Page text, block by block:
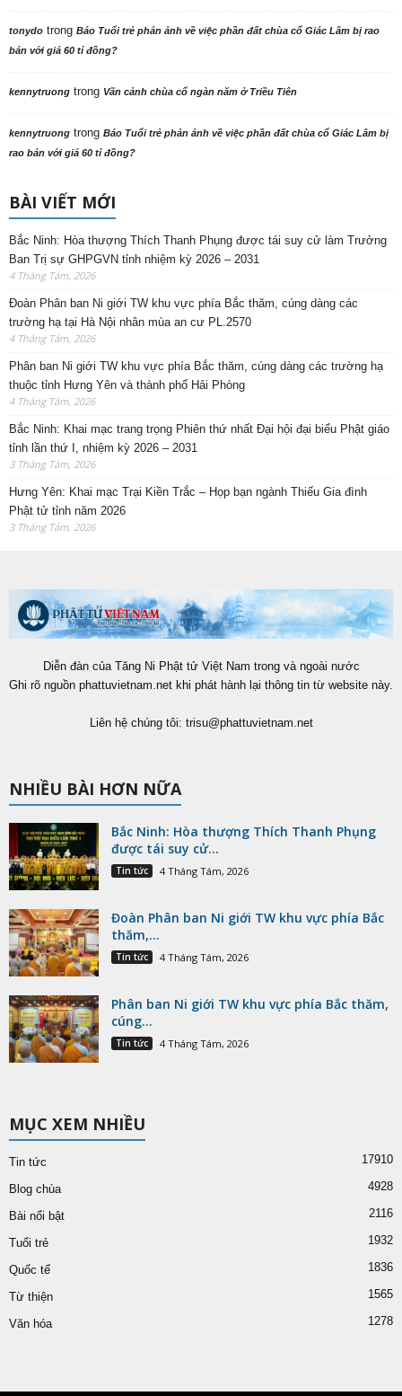
tonydo trong Báo Tuổi trẻ phản ảnh về việc phần đất chùa cổ Giác Lâm bị rao
bán với giá 60 tỉ đồng?
kennytruong trong Vãn cảnh chùa cổ ngàn năm ở Triều Tiên
kennytruong trong Báo Tuổi trẻ phản ảnh về việc phần đất chùa cổ Giác Lâm bị
rao bán với giá 60 tỉ đồng?
BÀI VIẾT MỚI
Bắc Ninh: Hòa thượng Thích Thanh Phụng được tái suy cử làm Trưởng
Ban Trị sự GHPGVN tỉnh nhiệm kỳ 2026 – 2031
4 Tháng Tám, 2026
Đoàn Phân ban Ni giới TW khu vực phía Bắc thăm, cúng dàng các
trường hạ tại Hà Nội nhân mùa an cư PL.2570
4 Tháng Tám, 2026
Phân ban Ni giới TW khu vực phía Bắc thăm, cúng dàng các trường hạ
thuộc tỉnh Hưng Yên và thành phố Hải Phòng
4 Tháng Tám, 2026
Bắc Ninh: Khai mạc trang trọng Phiên thứ nhất Đại hội đại biểu Phật giáo
tỉnh lần thứ I, nhiệm kỳ 2026 – 2031
3 Tháng Tám, 2026
Hưng Yên: Khai mạc Trại Kiền Trắc – Họp bạn ngành Thiếu Gia đình
Phật tử tỉnh năm 2026
3 Tháng Tám, 2026
Diễn đàn của Tăng Ni Phật tử Việt Nam trong và ngoài nước
Ghi rõ nguồn phattuvietnam.net khi phát hành lại thông tin từ website này.
Liên hệ chúng tôi: trisu@phattuvietnam.net
NHIỀU BÀI HƠN NỮA
Bắc Ninh: Hòa thượng Thích Thanh Phụng
được tái suy cử...
Tin tức 4 Tháng Tám, 2026
Đoàn Phân ban Ni giới TW khu vực phía Bắc
thăm,...
Tin tức 4 Tháng Tám, 2026
Phân ban Ni giới TW khu vực phía Bắc thăm,
cúng...
Tin tức 4 Tháng Tám, 2026
MỤC XEM NHIỀU
Tin tức 17910
Blog chùa 4928
Bài nổi bật 2116
Tuổi trẻ 1932
Quốc tế 1836
Từ thiện 1565
Văn hóa 1278